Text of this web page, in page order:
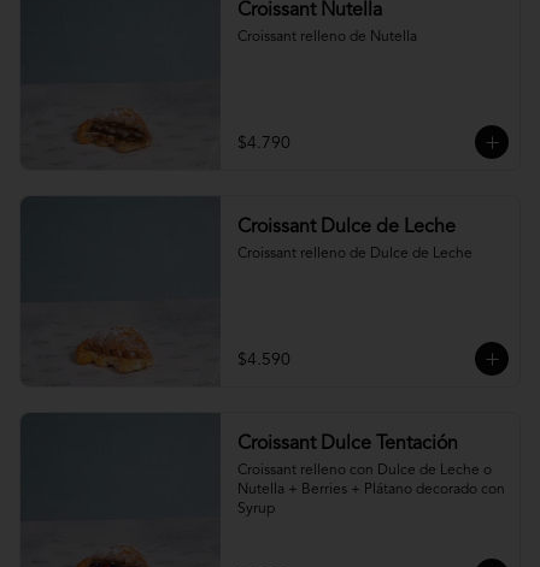
Croissant Nutella
Croissant relleno de Nutella
$4.790
Croissant Dulce de Leche
Croissant relleno de Dulce de Leche
$4.590
Croissant Dulce Tentación
Croissant relleno con Dulce de Leche o
Nutella + Berries + Plátano decorado con
Syrup